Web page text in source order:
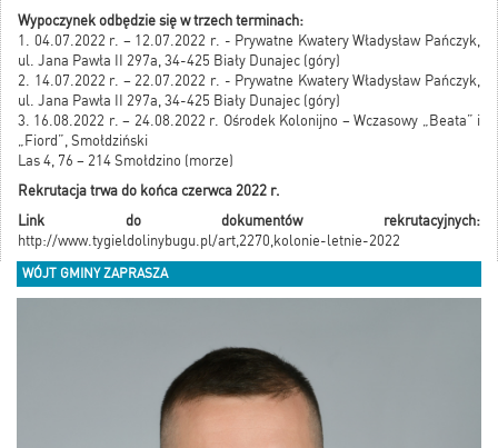
Wypoczynek odbędzie się w trzech terminach:
1. 04.07.2022 r. – 12.07.2022 r. - Prywatne Kwatery Władysław Pańczyk,
ul. Jana Pawła II 297a, 34-425 Biały Dunajec (góry)
2. 14.07.2022 r. – 22.07.2022 r. - Prywatne Kwatery Władysław Pańczyk,
ul. Jana Pawła II 297a, 34-425 Biały Dunajec (góry)
3. 16.08.2022 r. – 24.08.2022 r. Ośrodek Kolonijno – Wczasowy „Beata” i
„Fiord”, Smołdziński
Las 4, 76 – 214 Smołdzino (morze)
Rekrutacja trwa do końca czerwca 2022 r.
Link do dokumentów rekrutacyjnych:
http://www.tygieldolinybugu.pl/art,2270,kolonie-letnie-2022
WÓJT GMINY ZAPRASZA